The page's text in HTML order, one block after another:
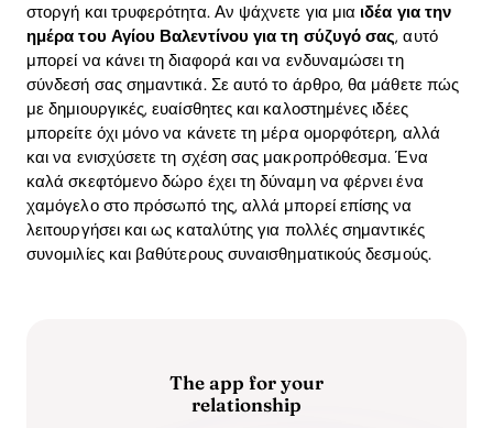
στοργή και τρυφερότητα. Αν ψάχνετε για μια ιδέα για την
ημέρα του Αγίου Βαλεντίνου για τη σύζυγό σας, αυτό
μπορεί να κάνει τη διαφορά και να ενδυναμώσει τη
σύνδεσή σας σημαντικά. Σε αυτό το άρθρο, θα μάθετε πώς
με δημιουργικές, ευαίσθητες και καλοστημένες ιδέες
μπορείτε όχι μόνο να κάνετε τη μέρα ομορφότερη, αλλά
και να ενισχύσετε τη σχέση σας μακροπρόθεσμα. Ένα
καλά σκεφτόμενο δώρο έχει τη δύναμη να φέρνει ένα
χαμόγελο στο πρόσωπό της, αλλά μπορεί επίσης να
λειτουργήσει και ως καταλύτης για πολλές σημαντικές
συνομιλίες και βαθύτερους συναισθηματικούς δεσμούς.
The app for your
relationship